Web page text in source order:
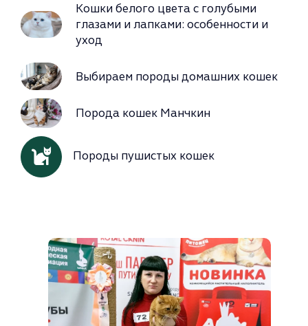
Кошки белого цвета с голубыми
глазами и лапками: особенности и
уход
Выбираем породы домашних кошек
Порода кошек Манчкин
Породы пушистых кошек